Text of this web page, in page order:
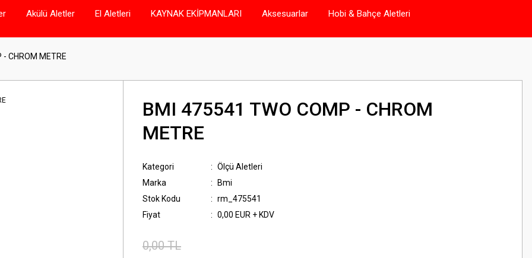
Akülü Aletler El Aletleri KAYNAK EKİPMANLARI Aksesuarlar Hobi & Bahçe Aletleri
CHROM METRE
BMI 475541 TWO COMP - CHROM
METRE
Kategori
Ölçü Aletleri
Marka
Bmi
Stok Kodu
rm_475541
Fiyat
0,00 EUR + KDV
0,00 TL